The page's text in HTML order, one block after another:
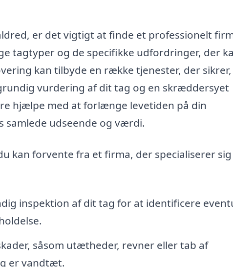
er det vigtigt at finde et professionelt
tagtyper og de specifikke udfordringer, der
kan tilbyde en række tjenester, der
vurdering af dit tag og en skræddersyet
hjælpe med at forlænge levetiden på din
udseende og værdi.
kan forvente fra et firma, der specialiserer
inspektion af dit tag for at identificere
såsom utætheder, revner eller tab af
er vandtæt.